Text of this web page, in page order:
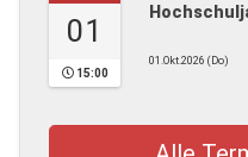
01
15:00
01.Okt.2026 (Do)